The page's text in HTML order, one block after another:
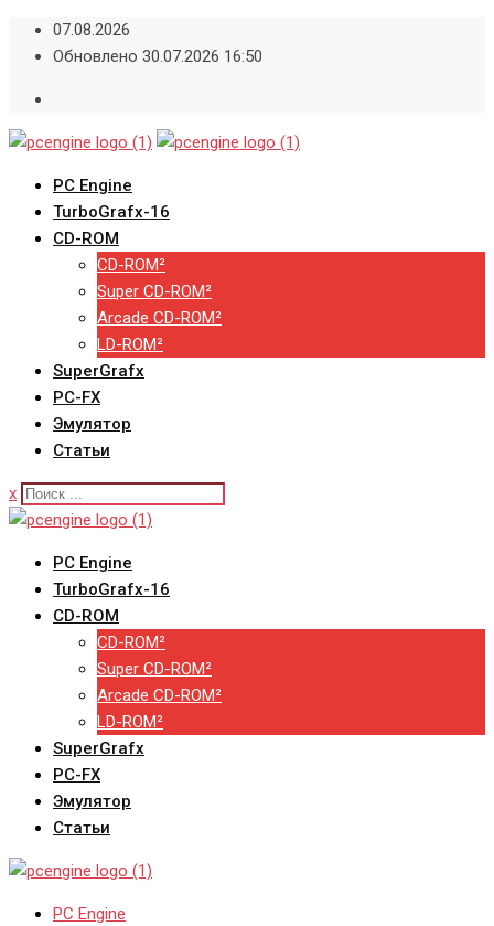
Skip
07.08.2026
Обновлено 30.07.2026 16:50
PC Engine
TurboGrafx-16
CD-ROM
CD-ROM²
Super CD-ROM²
Arcade CD-ROM²
LD-ROM²
SuperGrafx
PC-FX
Эмулятор
Статьи
x
PC Engine
TurboGrafx-16
CD-ROM
CD-ROM²
Super CD-ROM²
Arcade CD-ROM²
LD-ROM²
SuperGrafx
PC-FX
Эмулятор
Статьи
PC Engine